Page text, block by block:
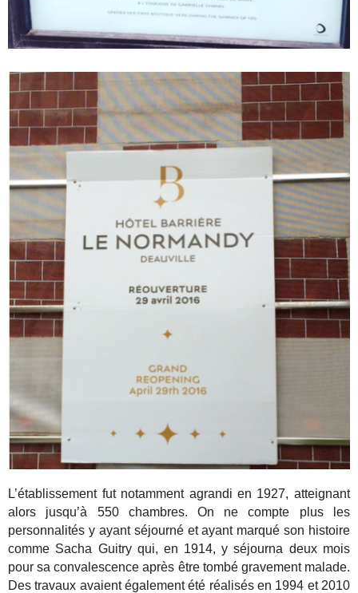
L’établissement fut notamment agrandi en 1927, atteignant
alors jusqu’à 550 chambres. On ne compte plus les
personnalités y ayant séjourné et ayant marqué son histoire
comme Sacha Guitry qui, en 1914, y séjourna deux mois
pour sa convalescence après être tombé gravement malade.
Des travaux avaient également été réalisés en 1994 et 2010